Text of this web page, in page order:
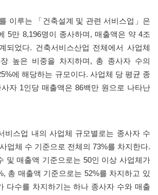
이루는 「 건축설계 및 관련 서비스업 」 은
5만 8,196명이 종사하며 , 매출액은 약 4조
되었다. 건축서비스산업 전체에서 사업체
높은 비중을 차지하며 , 총 종사자 수의
에 해당하는 규모이다. 사업체 당 평균 종
사자 1인당 매출액은 86백만 원으로 나타난
비스업 내의 사업체 규모별로는 종사자 수
업체 수 기준으로 전체의 73%를 차지한다.
및 매출액 기준으로는 50인 이상 사업체가
총 매출액 기준으로는 52%를 차지하고 있
다수를 차지하기는 하나 종사자 수와 매출